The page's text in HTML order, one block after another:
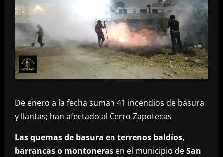
De enero a la fecha suman 41 incendios de basura
y llantas; han afectado al Cerro Zapotecas
Las quemas de basura en terrenos baldíos,
barrancas o montoneras en el municipio deSan